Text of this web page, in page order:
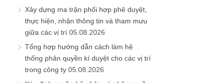
Xây dựng ma trận phối hợp phê duyệt,
thực hiện, nhận thông tin và tham mưu
giữa các vị trí 05.08.2026
Tổng hợp hướng dẫn cách làm hệ
thống phân quyền kí duyệt cho các vị trí
trong công ty 05.08.2026